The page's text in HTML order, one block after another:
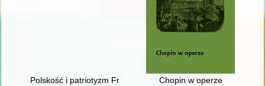
Polskość i patriotyzm Fryderyka ChopinaChopin w operze